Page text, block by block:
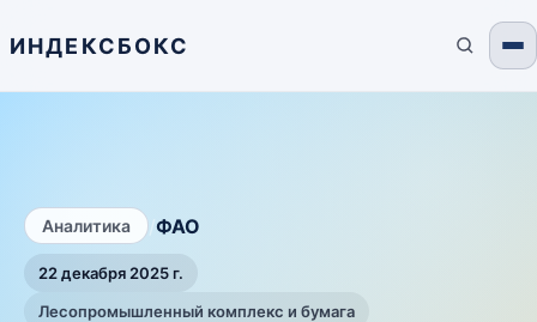
ИНДЕКСБОКС
Аналитика ФАО
22 декабря 2025 г.
Лесопромышленный комплекс и бумага